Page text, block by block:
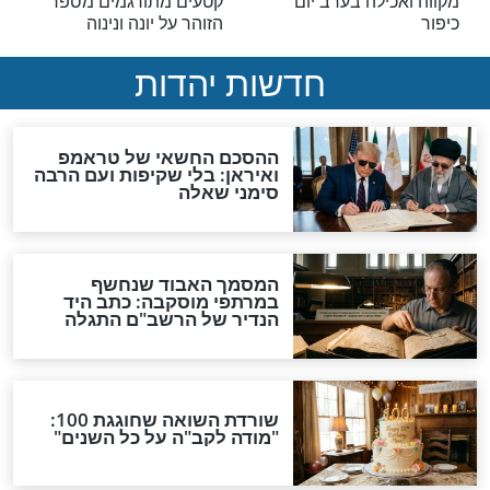
בכיפור -
תשמיש
מלאכה
יום כיפור
כהן גדול ביום כיפור בקודש
הקודשים ולמה דווקא אותן?